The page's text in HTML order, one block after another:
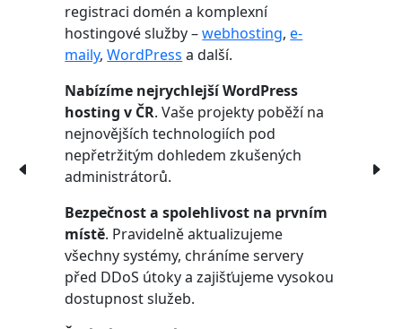
registraci domén a komplexní
hostingové služby –webhosting,e-
maily,WordPress a další.
Nabízíme nejrychlejší WordPress
hosting v ČR. Vaše projekty poběží na
nejnovějších technologiích pod
nepřetržitým dohledem zkušených
administrátorů.
Bezpečnost a spolehlivost na prvním
místě. Pravidelně aktualizujeme
všechny systémy, chráníme servery
před DDoS útoky a zajišťujeme vysokou
dostupnost služeb.